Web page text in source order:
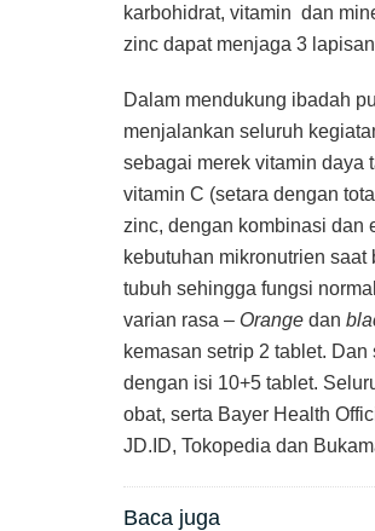
karbohidrat, vitamin dan
zinc dapat menjaga 3
Dalam mendukung ibadah
menjalankan seluruh
sebagai merek vitamin daya
vitamin C (setara dengan
zinc, dengan kombinasi dan
kebutuhan mikronutrien
tubuh sehingga fungsi
varian rasa – Orange dan
kemasan setrip 2 tablet.
dengan isi 10+5 tablet.
obat, serta Bayer Health
JD.ID, Tokopedia dan
Baca juga